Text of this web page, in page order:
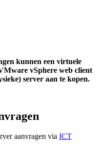
kunnen een virtuele
vSphere web client
server aan te kopen.
aanvragen via ICT